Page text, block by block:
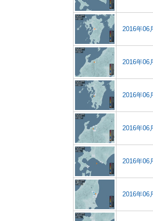
2016年06
2016年06
2016年06
2016年06
2016年06
2016年06